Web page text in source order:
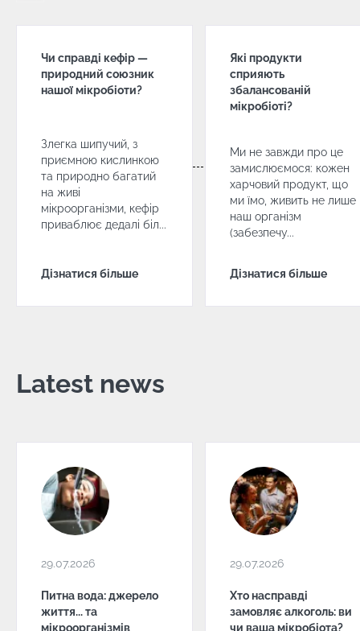
Чи справді кефір —
природний союзник
нашої мікробіоти?
Злегка шипучий, з
приємною кислинкою
та природно багатий
на живі
мікроорганізми, кефір
приваблює дедалі біл...
Дізнатися більше
Які продукти
сприяють
збалансованій
мікробіоті?
Ми не завжди про це
замислюємося: кожен
харчовий продукт, що
ми їмо, живить не лише
наш організм
(забезпечу...
Дізнатися більше
Latest news
29.07.2026
Питна вода: джерело
життя... та
мікроорганізмів
29.07.2026
Хто насправді
замовляє алкоголь: ви
чи ваша мікробіота?